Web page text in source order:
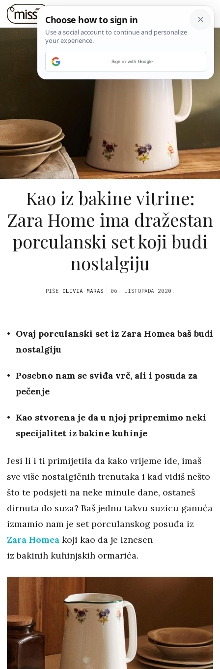
Kao iz bakine vitrine:
Zara Home ima dražestan
porculanski set koji budi
nostalgiju
PIŠE OLIVIA MARAS 06. LISTOPADA 2020.
Ovaj porculanski set iz Zara Homea baš budi
nostalgiju
Posebno nam se sviđa vrč, ali i posuda za
pečenje
Kao stvorena je da u njoj pripremimo neki
specijalitet iz bakine kuhinje
Jesi li i ti primijetila da kako vrijeme ide, imaš
sve više nostalgičnih trenutaka i kad vidiš nešto
što te podsjeti na neke minule dane, ostaneš
dirnuta do suza? Baš jednu takvu suzicu ganuća
izmamio nam je set porculanskog posuđa iz
Zara Homea koji kao da je iznesen
iz bakinih kuhinjskih ormarića.
Sign in with Google